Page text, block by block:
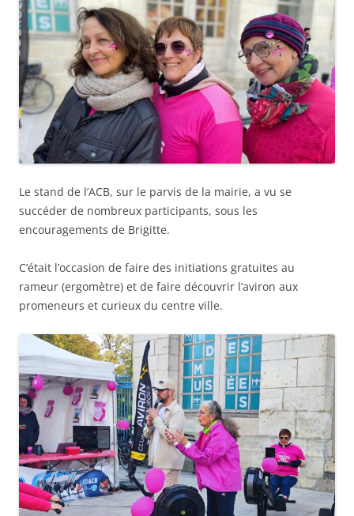
Le stand de l’ACB, sur le parvis de la mairie, a vu se
succéder de nombreux participants, sous les
encouragements de Brigitte.
C’était l’occasion de faire des initiations gratuites au
rameur (ergomètre) et de faire découvrir l’aviron aux
promeneurs et curieux du centre ville.